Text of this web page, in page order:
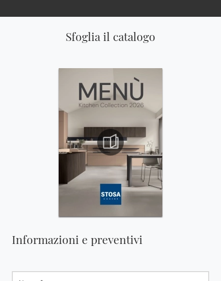
Sfoglia il catalogo
Informazioni e preventivi